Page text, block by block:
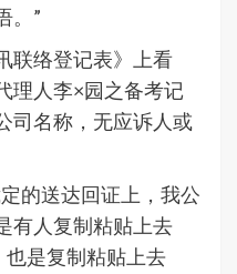
。”
联络登记表》上看
理人李×园之备考记
司名称，无应诉人或
的送达回证上，我公
有人复制粘贴上去
也是复制粘贴上去